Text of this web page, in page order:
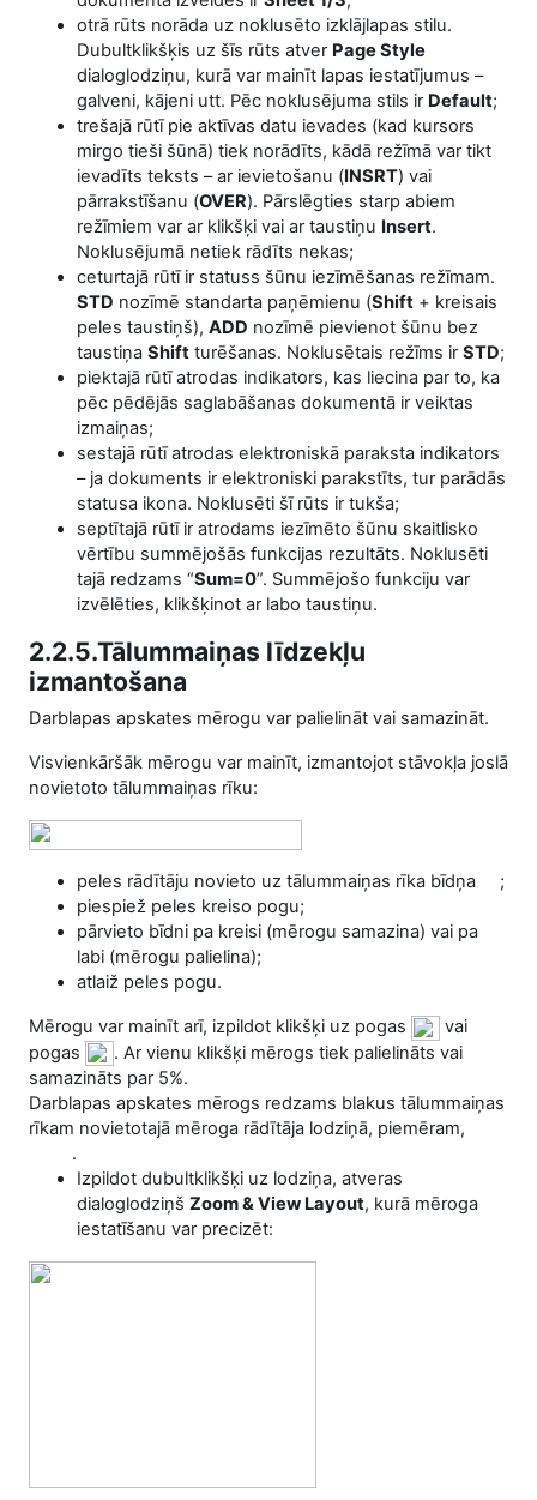
otrā rūts norāda uz noklusēto izklājlapas stilu.
Dubultklikšķis uz šīs rūts atver Page Style
dialoglodziņu, kurā var mainīt lapas iestatījumus –
galveni, kājeni utt. Pēc noklusējuma stils ir Default;
trešajā rūtī pie aktīvas datu ievades (kad kursors
mirgo tieši šūnā) tiek norādīts, kādā režīmā var tikt
ievadīts teksts – ar ievietošanu (INSRT) vai
pārrakstīšanu (OVER). Pārslēgties starp abiem
režīmiem var ar klikšķi vai ar taustiņu Insert.
Noklusējumā netiek rādīts nekas;
ceturtajā rūtī ir statuss šūnu iezīmēšanas režīmam.
STD nozīmē standarta paņēmienu (Shift + kreisais
peles taustiņš), ADD nozīmē pievienot šūnu bez
taustiņa Shift turēšanas. Noklusētais režīms irSTD;
piektajā rūtī atrodas indikators, kas liecina par to, ka
pēc pēdējās saglabāšanas dokumentā ir veiktas
izmaiņas;
sestajā rūtī atrodas elektroniskā paraksta indikators
– ja dokuments ir elektroniski parakstīts, tur parādās
statusa ikona. Noklusēti šī rūts ir tukša;
septītajā rūtī ir atrodams iezīmēto šūnu skaitlisko
vērtību summējošās funkcijas rezultāts. Noklusēti
tajā redzams “Sum=0”. Summējošo funkciju var
izvēlēties, klikšķinot ar labo taustiņu.
2.2.5.Tālummaiņas līdzekļu
izmantošana
Darblapas apskates mērogu var palielināt vai samazināt.
Visvienkāršāk mērogu var mainīt, izmantojot stāvokļa joslā
novietoto tālummaiņas rīku:
peles rādītāju novieto uz tālummaiņas rīka bīdņa
;
piespiež peles kreiso pogu;
pārvieto bīdni pa kreisi (mērogu samazina) vai pa
labi (mērogu palielina);
atlaiž peles pogu.
Mērogu var mainīt arī, izpildot klikšķi uz pogas
vai
pogas
. Ar vienu klikšķi mērogs tiek palielināts vai
samazināts par 5%.
Darblapas apskates mērogs redzams blakus tālummaiņas
rīkam novietotajā mēroga rādītāja lodziņā, piemēram,
.
Izpildot dubultklikšķi uz lodziņa, atveras
dialoglodziņš Zoom & View Layout, kurā mēroga
iestatīšanu var precizēt: